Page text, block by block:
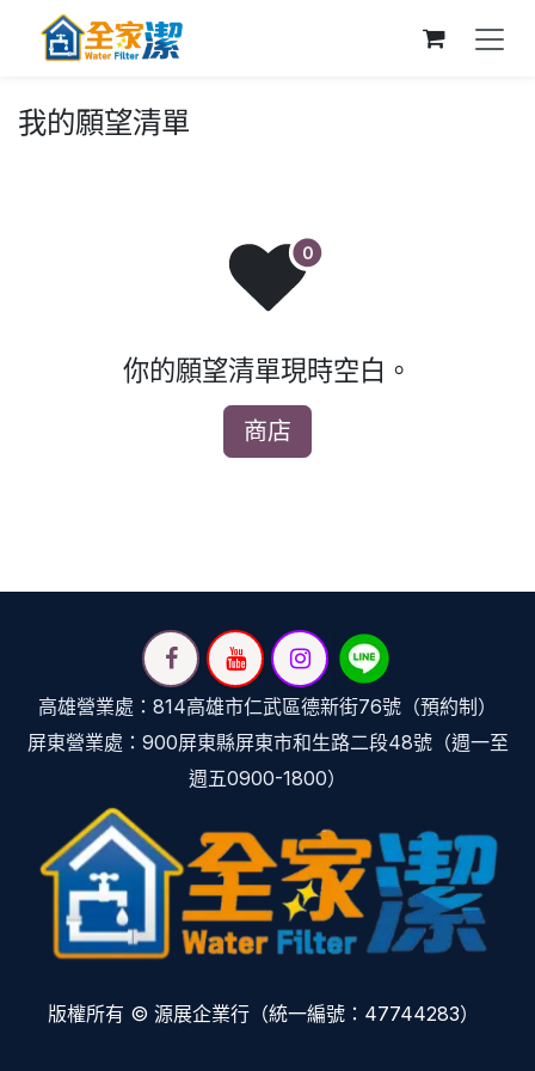
跳至內容
我的願望清單
你的願望清單現時空白。
商店
高雄營業處：814高雄市仁武區德新街76號（預約制）
屏東營業處：900屏東縣屏東市和生路二段48號（週一至
週五0900-1800）
版權所有 © 源展企業行（統一編號：47744283）